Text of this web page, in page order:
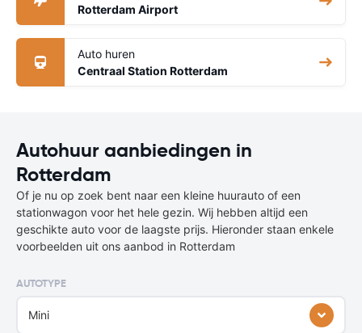
Rotterdam Airport
Auto huren
Centraal Station Rotterdam
Autohuur aanbiedingen in
Rotterdam
Of je nu op zoek bent naar een kleine huurauto of een
stationwagon voor het hele gezin. Wij hebben altijd een
geschikte auto voor de laagste prijs. Hieronder staan enkele
voorbeelden uit ons aanbod in Rotterdam
AUTOTYPE
Mini